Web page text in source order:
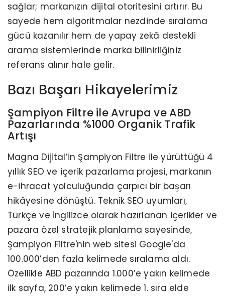
sağlar; markanızın dijital otoritesini artırır. Bu
sayede hem algoritmalar nezdinde sıralama
gücü kazanılır hem de yapay zekâ destekli
arama sistemlerinde marka bilinirliğiniz
referans alınır hale gelir.
Bazı Başarı Hikayelerimiz
Şampiyon Filtre ile Avrupa ve ABD
Pazarlarında %1000 Organik Trafik
Artışı
Magna Dijital’in Şampiyon Filtre ile yürüttüğü 4
yıllık SEO ve içerik pazarlama projesi, markanın
e-ihracat yolculuğunda çarpıcı bir başarı
hikâyesine dönüştü. Teknik SEO uyumları,
Türkçe ve İngilizce olarak hazırlanan içerikler ve
pazara özel stratejik planlama sayesinde,
Şampiyon Filtre'nin web sitesi Google'da
100.000’den fazla kelimede sıralama aldı.
Özellikle ABD pazarında 1.000’e yakın kelimede
ilk sayfa, 200’e yakın kelimede 1. sıra elde